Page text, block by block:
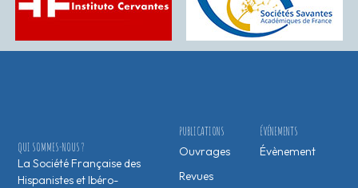
ÉVÉNEMENTS
Évènement
PUBLICATIONS
Ouvrages
Revues
QUI SOMMES-NOUS ?
La Société Française des
Hispanistes et Ibéro-